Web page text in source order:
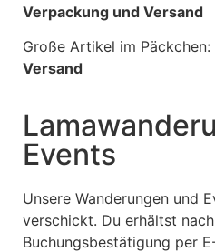
Verpackung und Versand
Große Artikel im Päckchen:
Versand
Events
Unsere Wanderungen und
verschickt. Du erhältst
Buchungsbestätigung per